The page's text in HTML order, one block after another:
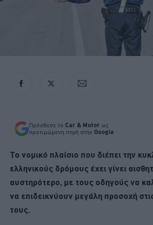
Πρόσθεσε το Car & Motor ως
προτιμώμενη πηγή στην Google
Το νομικό πλαίσιο που διέπει την
ελληνικούς δρόμους έχει γίνει
αυστηρότερο, με τους οδηγούς να
να επιδεικνύουν μεγάλη προσοχή
τους.